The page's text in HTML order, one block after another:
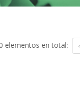
elementos en total: